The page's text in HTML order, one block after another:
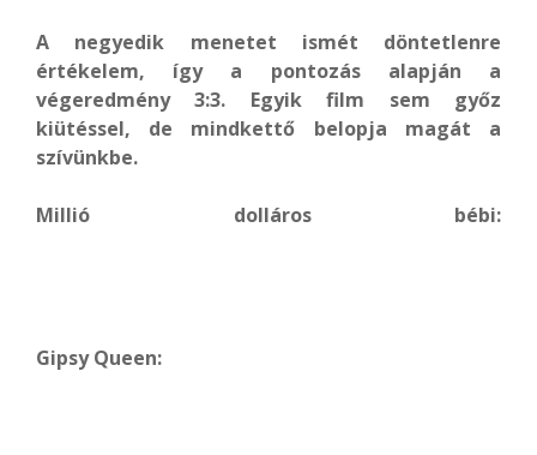
A negyedik menetet ismét döntetlenre
értékelem, így a pontozás alapján a
végeredmény 3:3. Egyik film sem győz
kiütéssel, de mindkettő belopja magát a
szívünkbe.
Millió dolláros bébi:
Gipsy Queen: